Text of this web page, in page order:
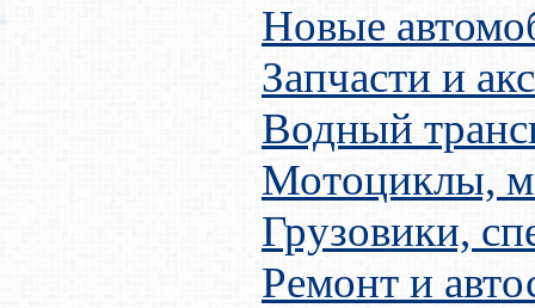
Новые
Запчасти и
Водный
Мотоциклы,
Грузовики,
Ремонт и